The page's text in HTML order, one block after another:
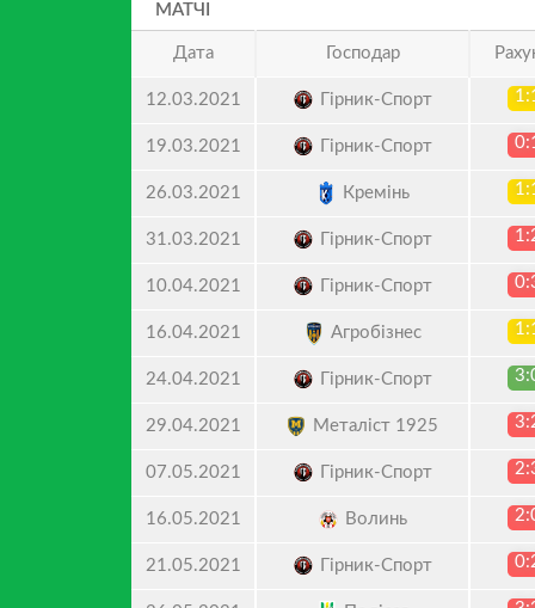
МАТЧІ
Дата Господар
12.03.2021 Гірник-Спорт
19.03.2021 Гірник-Спорт
26.03.2021 Кремінь
31.03.2021 Гірник-Спорт
10.04.2021 Гірник-Спорт
16.04.2021 Агробізнес
24.04.2021 Гірник-Спорт
29.04.2021 Металіст 1925
07.05.2021 Гірник-Спорт
16.05.2021 Волинь
21.05.2021 Гірник-Спорт